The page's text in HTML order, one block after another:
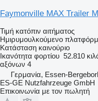
Faymonville MAX Trailer
Τιμή κατόπιν αιτήματος
Ημιρυμουλκούμενο
Κατάσταση καινούριο
Ικανότητα φορτίου 52.810
αξόνων 4
Γερμανία, Essen-
ES-GE Nutzfahrzeuge GmbH
Επικοινωνία με τον πωλητή